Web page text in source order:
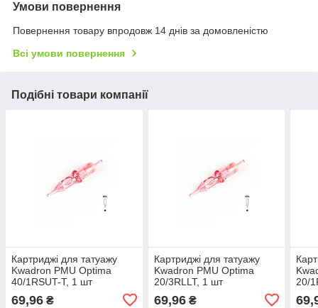
Умови повернення
Повернення товару впродовж 14 днів за домовленістю
Всі умови повернення
Подібні товари компанії
Картриджі для татуажу
Kwadron PMU Optima
40/1RSUT-T, 1 шт
69,96 ₴
Картриджі для татуажу
Kwadron PMU Optima
20/3RLLT, 1 шт
69,96₴
20/